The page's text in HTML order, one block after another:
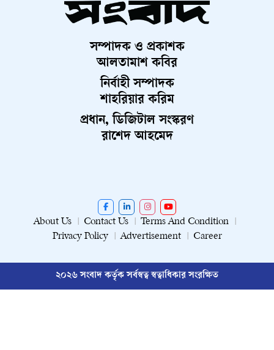
সম্পাদক ও প্রকাশক
আলতামাশ কবির
নির্বাহী সম্পাদক
শাহরিয়ার করিম
প্রধান, ডিজিটাল সংস্করণ
রাশেদ আহমেদ
About Us Contact Us
Terms And Condition
Privacy Policy
Advertisement Career
২০২৬ সংবাদ কর্তৃক সর্বস্বত্ব স্বত্বাধিকার সংরক্ষিত